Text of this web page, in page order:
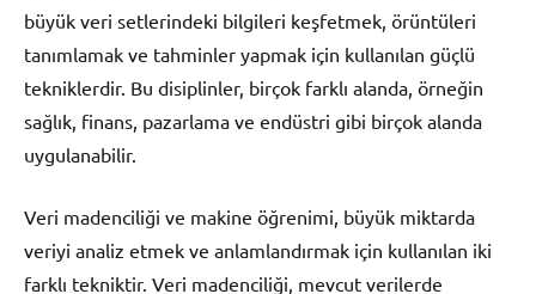
büyük veri setlerindeki bilgileri keşfetmek, örüntüleri
tanımlamak ve tahminler yapmak için kullanılan güçlü
tekniklerdir. Bu disiplinler, birçok farklı alanda, örneğin
sağlık, finans, pazarlama ve endüstri gibi birçok alanda
uygulanabilir.
Veri madenciliği ve makine öğrenimi, büyük miktarda
veriyi analiz etmek ve anlamlandırmak için kullanılan iki
farklı tekniktir. Veri madenciliği, mevcut verilerde